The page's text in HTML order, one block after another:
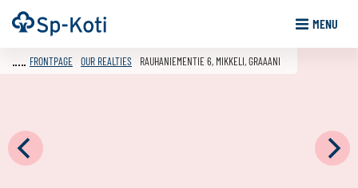
Go
to
Frontpage MENU
FRONTPAGE OUR REALTIES RAUHANIEMENTIE 6, MIKKELI, GRAAANI